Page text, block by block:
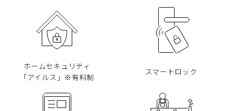
ホームセキュリティ
「アイルス」※有料制
スマートロック